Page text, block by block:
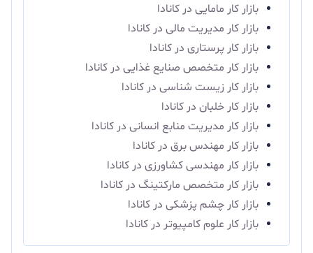
بازار کار مامایی در کانادا
بازار کار مدیریت مالی در کانادا
بازار کار پرستاری در کانادا
بازار کار متخصص صنایع غذایی در کانادا
بازار کار زیست شناسی در کانادا
بازار کار خلبان در کانادا
بازار کار مدیریت منابع انسانی در کانادا
بازار کار مهندس برق در کانادا
بازار کار مهندسی کشاورزی در کانادا
بازار کار متخصص مارکتینگ در کانادا
بازار کار چشم پزشکی در کانادا
بازار کار علوم کامپیوتر در کانادا